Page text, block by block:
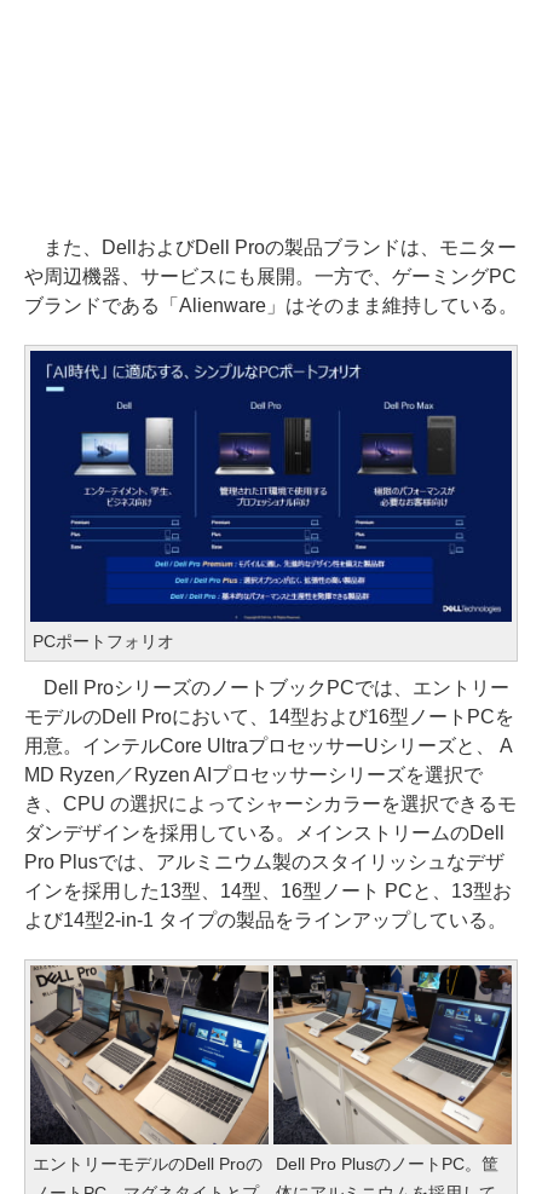
また、DellおよびDell Proの製品ブランドは、モニター
や周辺機器、サービスにも展開。一方で、ゲーミングPC
ブランドである「Alienware」はそのまま維持している。
PCポートフォリオ
Dell ProシリーズのノートブックPCでは、エントリー
モデルのDell Proにおいて、14型および16型ノートPCを
用意。インテルCore UltraプロセッサーUシリーズと、 A
MD Ryzen／Ryzen AIプロセッサーシリーズを選択で
き、CPU の選択によってシャーシカラーを選択できるモ
ダンデザインを採用している。メインストリームのDell
Pro Plusでは、アルミニウム製のスタイリッシュなデザ
インを採用した13型、14型、16型ノート PCと、13型お
よび14型2-in-1 タイプの製品をラインアップしている。
エントリーモデルのDell Proの
Dell Pro PlusのノートPC。筐